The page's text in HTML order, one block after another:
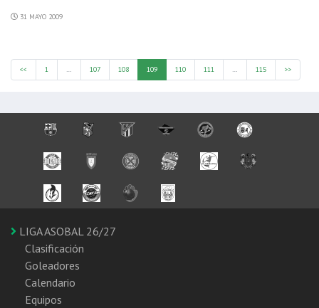
31 MAYO 2009
<< 1 … 107 108 109 110 111 … 115 >>
LIGA ASOBAL 26/27
Clasificación
Goleadores
Calendario
Equipos